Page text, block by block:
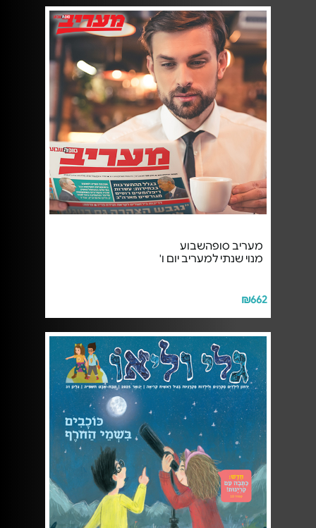
מעריב סופהשבוע
מנוי שנתי למעריב יום ו'
₪662